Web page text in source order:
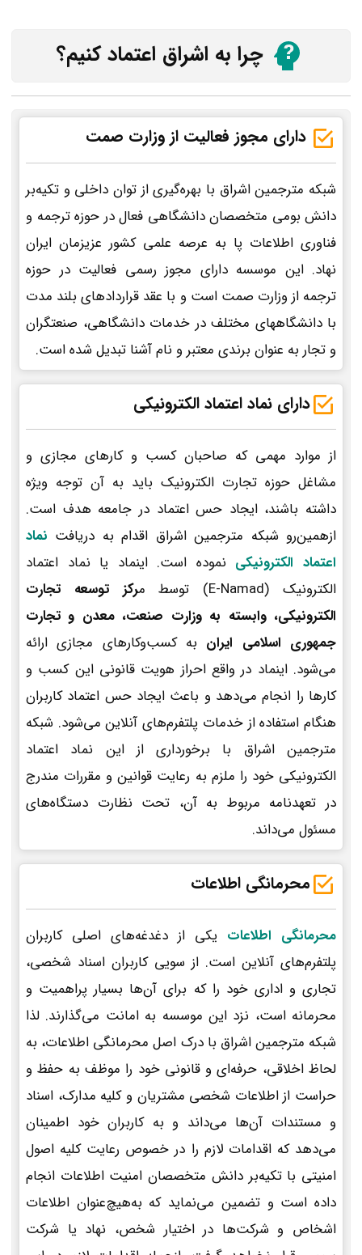
چرا به اشراق اعتماد کنیم؟
دارای مجوز فعالیت از وزارت صمت
شبکه مترجمین اشراق با بهره‌گیری از توان داخلی و تکیه‌بر
دانش بومی متخصصان دانشگاهی فعال در حوزه ترجمه و
فناوری اطلاعات پا به عرصه علمی کشور عزیزمان ایران
نهاد. این موسسه دارای مجوز رسمی فعالیت در حوزه
ترجمه از وزارت صمت است و با عقد قراردادهای بلند مدت
با دانشگاههای مختلف در خدمات دانشگاهی، صنعتگران
و تجار به عنوان برندی معتبر و نام آشنا تبدیل شده است.
دارای نماد اعتماد الکترونیکی
از موارد مهمی که صاحبان کسب و کارهای مجازی و
مشاغل حوزه تجارت الکترونیک باید به آن توجه ویژه
داشته باشند، ایجاد حس اعتماد در جامعه هدف است.
ازهمین‌رو شبکه مترجمین اشراق اقدام به دریافت نماد
اعتماد الکترونیکی نموده است. اینماد یا نماد اعتماد
الکترونیک (E-Namad) توسط م
رکز توسعه تجارت
الکترونیکی، وابسته به وزارت صنعت، معدن و تجارت
جمهوری اسلامی ایران به کسب‌وکارهای مجازی ارائه
می‌شود. اینماد در واقع احراز هویت قانونی این کسب و
کارها را انجام می‌دهد و باعث ایجاد حس اعتماد کاربران
هنگام استفاده از خدمات پلتفرم‌های آنلاین می‌شود. شبکه
مترجمین اشراق با برخورداری از این نماد اعتماد
الکترونیکی خود را ملزم به رعایت قوانین و مقررات مندرج
در تعهدنامه مربوط به آن، تحت نظارت دستگاه‌های
مسئول می‌داند.
محرمانگی اطلاعات
محرمانگی اطلاعات یکی از دغدغه‌های اصلی کاربران
پلتفرم‌های آنلاین است. از سویی کاربران اسناد شخصی،
تجاری و اداری خود را که برای آن‌ها بسیار پراهمیت و
محرمانه است، نزد این موسسه به امانت می‌گذارند. لذا
شبکه مترجمین اشراق با درک اصل محرمانگی اطلاعات، به
لحاظ اخلاقی، حرفه‌ای و قانونی خود را موظف به حفظ و
حراست از اطلاعات شخصی مشتریان و کلیه مدارک، اسناد
و مستندات آن‌ها می‌داند و به کاربران خود اطمینان
می‌دهد که اقدامات لازم را در خصوص رعایت کلیه اصول
امنیتی با تکیه‌بر دانش متخصصان امنیت اطلاعات انجام
داده است و تضمین می‌نماید که به‌هیچ‌عنوان اطلاعات
اشخاص و شرکت‌ها در اختیار شخص، نهاد یا شرکت